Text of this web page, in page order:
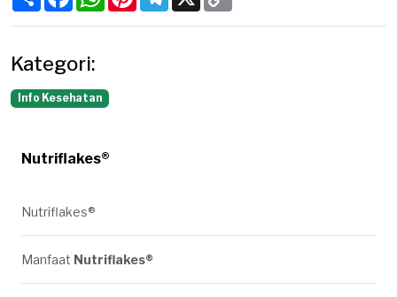
Kategori:
Info Kesehatan
Nutriflakes®
Nutriflakes®
Manfaat Nutriflakes®